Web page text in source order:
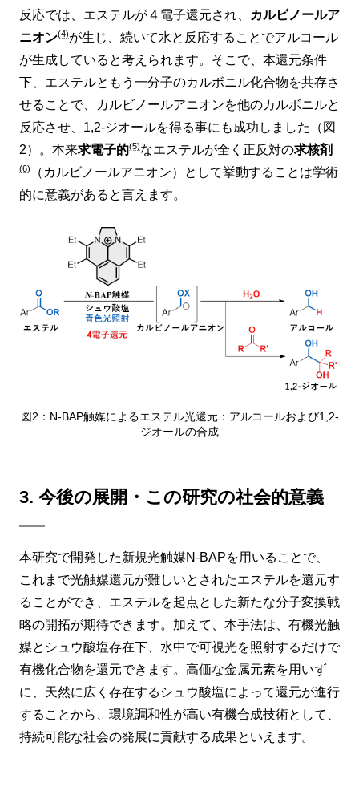
反応では、エステルが４電子還元され、
カルビノールア
ニオン(4)が生じ、続いて水と反応することでアルコール
が生成していると考えられます。そこで、本還元条件
下、エステルともう一分子のカルボニル化合物を共存さ
せることで、カルビノールアニオンを他のカルボニルと
反応させ、1,2-ジオールを得る事にも成功しました（図
2）。本来求電子的(5)なエステルが全く正反対の求核剤
(6)
（カルビノールアニオン）として挙動することは学術
的に意義があると言えます。
図2：N-BAP触媒によるエステル光還元：アルコールおよび1,2-
ジオールの合成
3. 今後の展開・この研究の社会的意義
本研究で開発した新規光触媒N-BAPを用いることで、
これまで光触媒還元が難しいとされたエステルを還元す
ることができ、エステルを起点とした新たな分子変換戦
略の開拓が期待できます。加えて、本手法は、有機光触
媒とシュウ酸塩存在下、水中で可視光を照射するだけで
有機化合物を還元できます。高価な金属元素を用いず
に、天然に広く存在するシュウ酸塩によって還元が進行
することから、環境調和性が高い有機合成技術として、
持続可能な社会の発展に貢献する成果といえます。